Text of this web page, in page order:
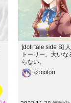
[doll tale side B]
トーリー。大い
らない。
cocotori